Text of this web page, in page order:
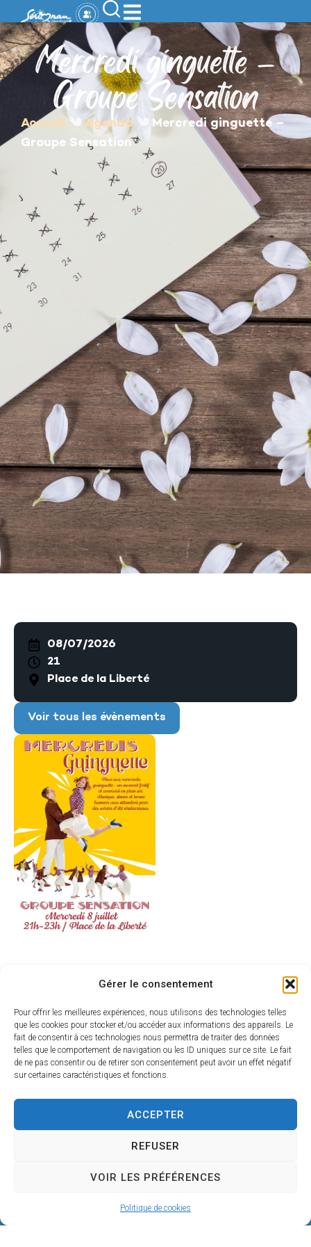
Gérer le consentement
Pour offrir les meilleures expériences, nous utilisons des technologies telles
que les cookies pour stocker et/ou accéder aux informations des appareils. Le
fait de consentir à ces technologies nous permettra de traiter des données
telles que le comportement de navigation ou les ID uniques sur ce site. Le fait
de ne pas consentir ou de retirer son consentement peut avoir un effet négatif
sur certaines caractéristiques et fonctions.
ACCEPTER
REFUSER
VOIR LES PRÉFÉRENCES
Politique de cookies
principal
Mercredi ginguette –
Groupe Sensation
Accueil ༄ Agenda ༄Mercredi ginguette –
Groupe Sensation
08/07/2026
21
Place de la Liberté
Voir tous les évènements
Mairie de SÉRIGNAN
34410 SÉRIGNAN